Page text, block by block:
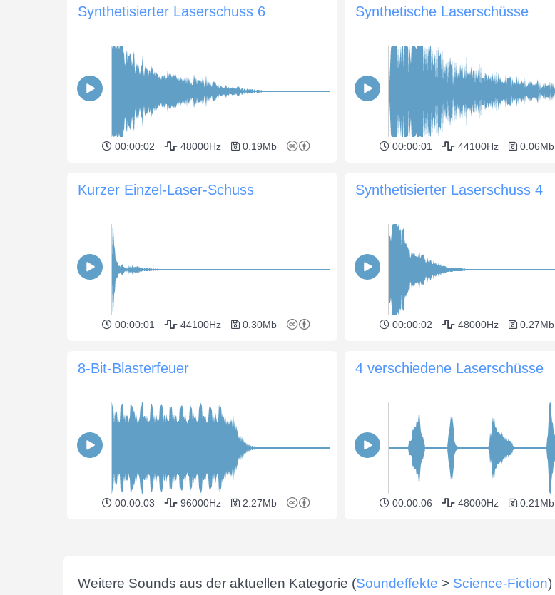
Synthetisierter Laserschuss 6
00:00:02 48000Hz 0.19Mb
Synthetische Laserschüsse
00:00:01 44100Hz 0.06Mb
Kurzer Einzel-Laser-Schuss
00:00:01 44100Hz 0.30Mb
Synthetisierter Laserschuss 4
00:00:02 48000Hz 0.27Mb
8-Bit-Blasterfeuer
00:00:03 96000Hz 2.27Mb
4 verschiedene Laserschüsse
00:00:06 48000Hz 0.21Mb
Weitere Sounds aus der aktuellen Kategorie (Soundeffekte > Science-Fiction)